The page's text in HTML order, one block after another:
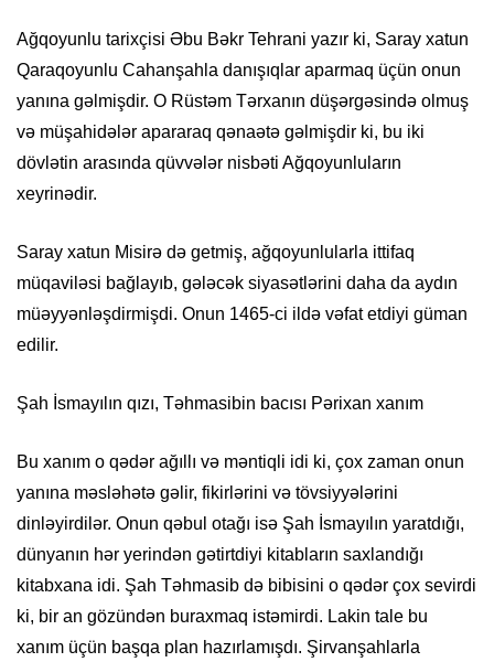
Ağqoyunlu tarixçisi Əbu Bəkr Tehrani yazır ki, Saray xatun
Qaraqoyunlu Cahanşahla danışıqlar aparmaq üçün onun
yanına gəlmişdir. O Rüstəm Tərxanın düşərgəsində olmuş
və müşahidələr apararaq qənaətə gəlmişdir ki, bu iki
dövlətin arasında qüvvələr nisbəti Ağqoyunluların
xeyrinədir.
Saray xatun Misirə də getmiş, ağqoyunlularla ittifaq
müqaviləsi bağlayıb, gələcək siyasətlərini daha da aydın
müəyyənləşdirmişdi. Onun 1465-ci ildə vəfat etdiyi güman
edilir.
Şah İsmayılın qızı, Təhmasibin bacısı Pərixan xanım
Bu xanım o qədər ağıllı və məntiqli idi ki, çox zaman onun
yanına məsləhətə gəlir, fikirlərini və tövsiyyələrini
dinləyirdilər. Onun qəbul otağı isə Şah İsmayılın yaratdığı,
dünyanın hər yerindən gətirtdiyi kitabların saxlandığı
kitabxana idi. Şah Təhmasib də bibisini o qədər çox sevirdi
ki, bir an gözündən buraxmaq istəmirdi. Lakin tale bu
xanım üçün başqa plan hazırlamışdı. Şirvanşahlarla